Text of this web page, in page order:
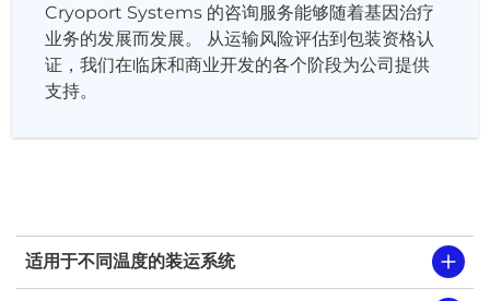
Cryoport Systems 的咨询服务能够随着基因治疗
业务的发展而发展。 从运输风险评估到包装资格认
证，我们在临床和商业开发的各个阶段为公司提供
支持。
适用于不同温度的装运系统